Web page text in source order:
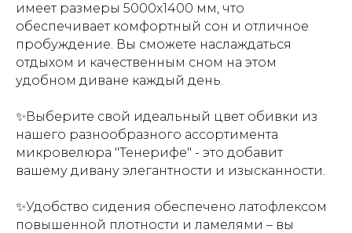
имеет размеры 5000х1400 мм, что
обеспечивает комфортный сон и отличное
пробуждение. Вы сможете наслаждаться
отдыхом и качественным сном на этом
удобном диване каждый день.
✨Выберите свой идеальный цвет обивки из
нашего разнообразного ассортимента
микровелюра "Тенерифе" - это добавит
вашему дивану элегантности и изысканности.
✨Удобство сидения обеспечено латофлексом
повышенной плотности и ламелями – вы